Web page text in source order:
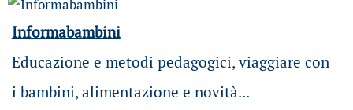
Informabambini
Educazione e metodi pedagogici, viaggiare con
i bambini, alimentazione e novità...